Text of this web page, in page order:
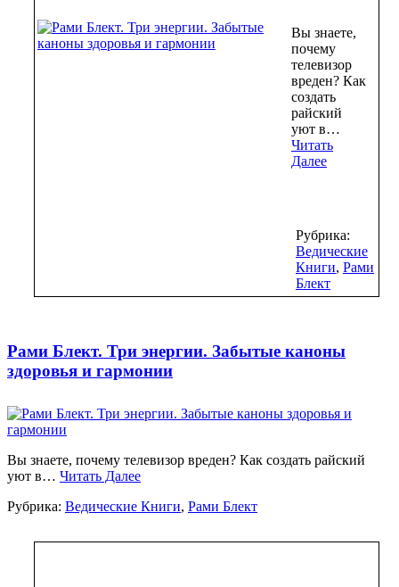
Вы знаете,
почему
телевизор
вреден? Как
создать
райский
уют в…
Читать
Далее
Рубрика:
Ведические
Книги, Рами
Блект
Рами Блект. Три энергии. Забытые каноны
здоровья и гармонии
Вы знаете, почему телевизор вреден? Как создать райский
уют в… Читать Далее
Рубрика: Ведические Книги, Рами Блект